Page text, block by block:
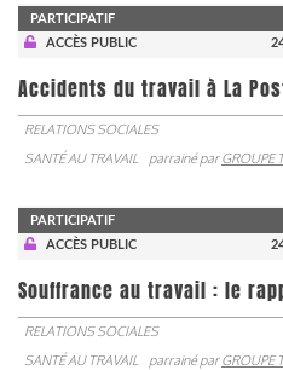
PARTICIPATIF
ACCÈS PUBLIC
Accidents du travail à La
RELATIONS SOCIALES
SANTÉ AU TRAVAIL
parrainé parGROUPE
PARTICIPATIF
ACCÈS PUBLIC
Souffrance au travail : le
RELATIONS SOCIALES
SANTÉ AU TRAVAIL
parrainé parGROUPE